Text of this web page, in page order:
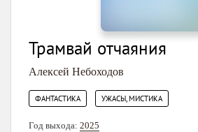
Трамвай отчаяния
Алексей Небоходов
ФАНТАСТИКА УЖАСЫ, МИСТИКА
Год выхода: 2025